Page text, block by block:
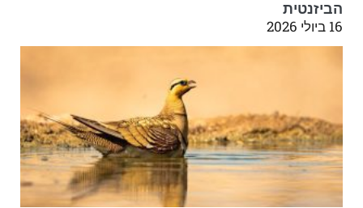
הביזנטית
16 ביולי 2026